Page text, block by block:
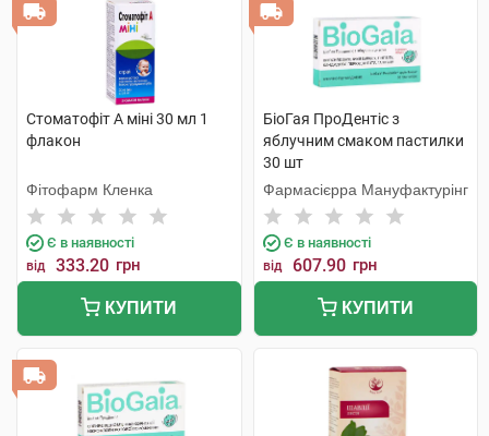
Стоматофіт А міні 30 мл 1
флакон
Фітофарм Кленка
Є в наявності
від 333.20 грн
КУПИТИ
БіоГая ПроДентіс з
яблучним смаком пастилки
30 шт
Фармасієрра Мануфактурінг
Є в наявності
від 607.90 грн
КУПИТИ